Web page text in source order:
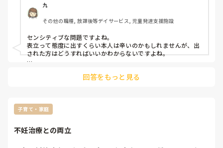
九
その他の職種, 放課後等デイサービス, 児童発達支援施設
センシティブな問題ですよね。
表立って態度に出すくらい本人は辛いのかもしれませんが、出
された方はどうすればいいかわからないですよね。
回答をもっと見る
子育て・家庭
不妊治療との両立